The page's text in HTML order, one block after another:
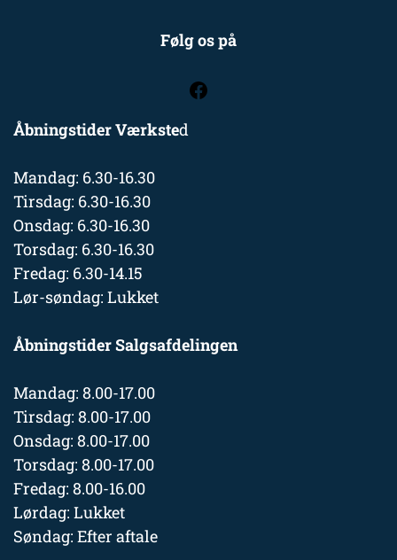
Følg os på
Åbningstider Værksted
Mandag: 6.30-16.30
Tirsdag: 6.30-16.30
Onsdag: 6.30-16.30
Torsdag: 6.30-16.30
Fredag: 6.30-14.15
Lør-søndag: Lukket
Åbningstider Salgsafdelingen
Mandag: 8.00-17.00
Tirsdag: 8.00-17.00
Onsdag: 8.00-17.00
Torsdag: 8.00-17.00
Fredag: 8.00-16.00
Lørdag: Lukket
Søndag: Efter aftale